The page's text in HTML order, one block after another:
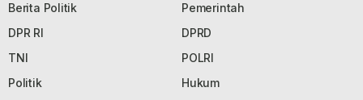
Berita Politik
Pemerintah
DPR RI
DPRD
TNI
POLRI
Politik
Hukum